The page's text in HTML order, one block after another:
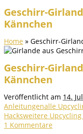
Geschirr-
Kännchen
Home » Geschirr-
Geschirr-
Kännchen
Veröffentlicht am 14.
Anleitungenalle
Hacksweitere Upcycling
1 Kommentare